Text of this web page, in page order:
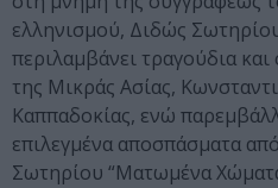
ελληνισμού, Διδώς
περιλαμβάνει τραγούδια
της Μικράς Ασίας,
Καππαδοκίας, ενώ
επιλεγμένα αποσπάσματα
Σωτηρίου “Ματωμένα